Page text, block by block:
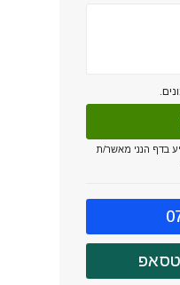
בדף הנני מאשר/ת